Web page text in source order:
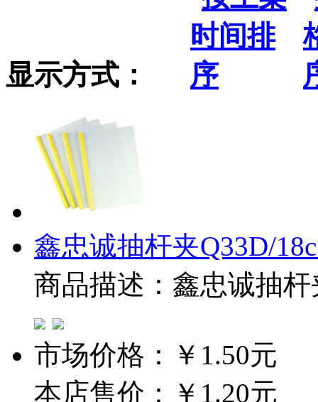
显示方式：
鑫忠诚抽杆夹Q33D/
商品描述：鑫忠诚抽杆
市场价格：
￥1.50元
本店售价：
￥1.20元